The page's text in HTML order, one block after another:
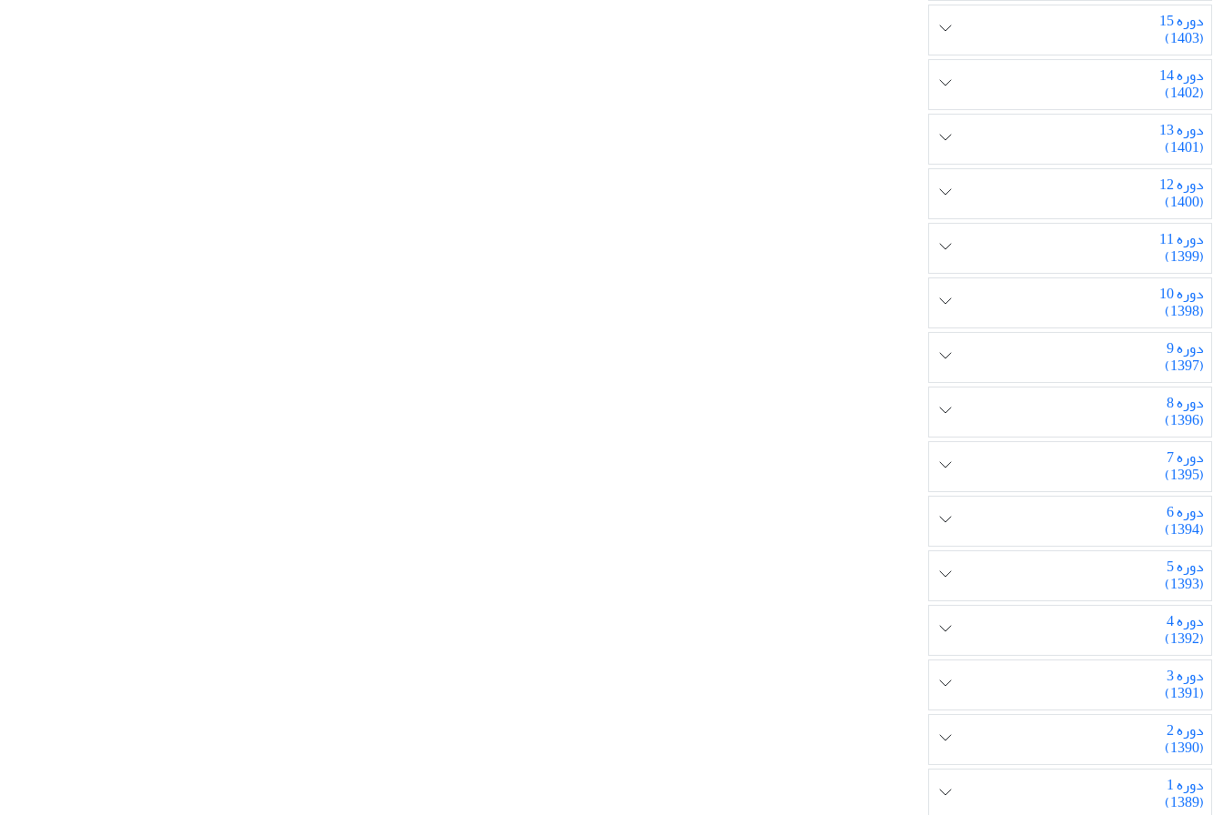
دوره 15
(1403)
دوره 14
(1402)
دوره 13
(1401)
دوره 12
(1400)
دوره 11
(1399)
دوره 10
(1398)
دوره 9
(1397)
دوره 8
(1396)
دوره 7
(1395)
دوره 6
(1394)
دوره 5
(1393)
دوره 4
(1392)
دوره 3
(1391)
دوره 2
(1390)
دوره 1
(1389)